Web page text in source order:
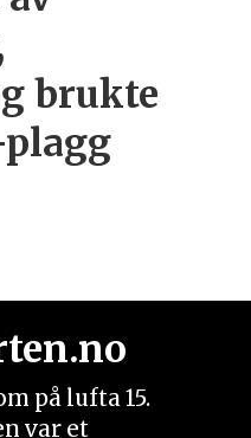
brukte
på lufta 15.
var et